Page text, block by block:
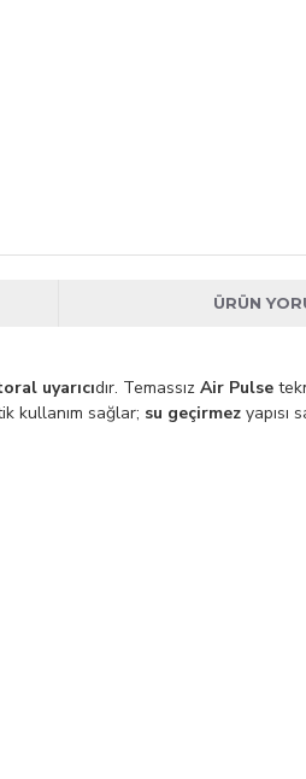
ÜRÜN
uyarıcıdır. Temassız Air Pulse
kullanım sağlar; su geçirmez yapısı